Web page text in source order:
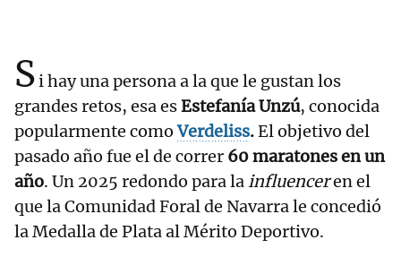
Si hay una persona a la que le gustan los
grandes retos, esa esEstefanía Unzú, conocida
popularmente comoVerdeliss.El objetivo del
pasado año fue el de correr 60 maratones en un
año. Un 2025 redondo para lainfluenceren el
que la Comunidad Foral de Navarra le concedió
la Medalla de Plata al Mérito Deportivo.